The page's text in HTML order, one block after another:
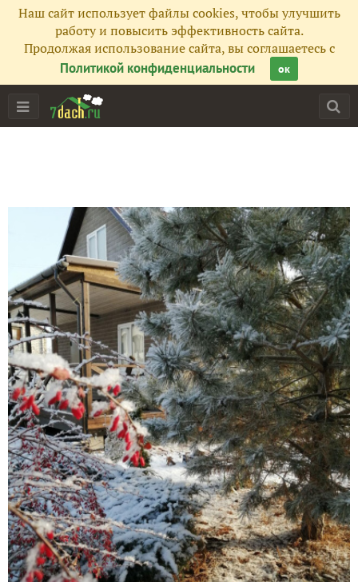
Наш сайт использует файлы cookies, чтобы улучшить
работу и повысить эффективность сайта.
Продолжая использование сайта, вы соглашаетесь с
Политикой конфиденциальности
ок
Главная
Подписчики 9
Все публикации 42
Фото 41
Сейчас обсуждают
Новинкам быть! Подарочный сертификат от SEEDSPOST
Посылка с розами от Татьяны Максимовской. "Океан роз"